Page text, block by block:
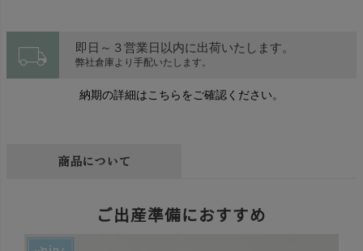
local_shipping 即日～３営業日以内に出荷いたします。
弊社倉庫より手配いたします。
納期の詳細はこちらをご確認ください。
商品について
ご出産準備におすすめ